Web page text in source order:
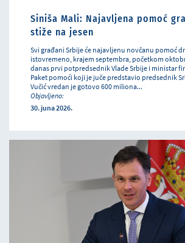
Siniša Mali: Najavljena pomoć
stiže na jesen
Svi građani Srbije će najavljenu novčanu pomoć
istovremeno, krajem septembra, početkom
danas prvi potpredsednik Vlade Srbije i ministar
Paket pomoći koji je juče predstavio predsednik
Vučić vredan je gotovo 600 miliona...
Objavljeno:
30. juna 2026.